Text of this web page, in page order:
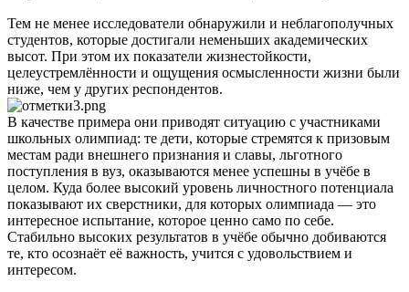
Тем не менее исследователи обнаружили и неблагополучных
студентов, которые достигали неменьших академических
высот. При этом их показатели жизнестойкости,
целеустремлённости и ощущения осмысленности жизни были
ниже, чем у других респондентов.
В качестве примера они приводят ситуацию с участниками
школьных олимпиад: те дети, которые стремятся к призовым
местам ради внешнего признания и славы, льготного
поступления в вуз, оказываются менее успешны в учёбе в
целом. Куда более высокий уровень личностного потенциала
показывают их сверстники, для которых олимпиада — это
интересное испытание, которое ценно само по себе.
Стабильно высоких результатов в учёбе обычно добиваются
те, кто осознаёт её важность, учится с удовольствием и
интересом.